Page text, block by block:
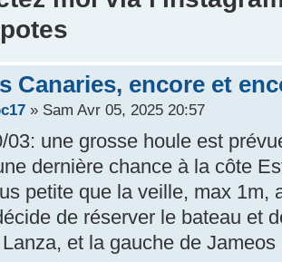
Canaries, encore et
» Sam Avr 05, 2025 20:57
03: une grosse houle est
dernière chance à la côte
petite que la veille, max 1m,
de réserver le bateau et
et la gauche de